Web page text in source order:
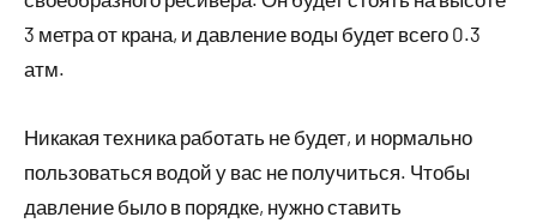
3 метра от крана, и давление воды будет всего 0.3
атм.
Никакая техника работать не будет, и нормально
пользоваться водой у вас не получиться. Чтобы
давление было в порядке, нужно ставить